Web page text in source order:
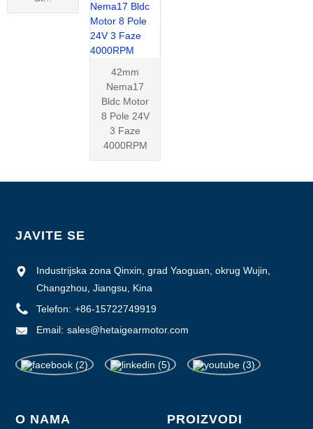
42mm
Nema17
Bldc Motor
8 Pole 24V
3 Faze
4000RPM
JAVITE SE
Industrijska zona Qinxin, grad Yaoguan, okrug Wujin,
Changzhou, Jiangsu, Kina
Telefon: +86-15722749919
Email: sales@hetaigearmotor.com
O NAMA PROIZVODI